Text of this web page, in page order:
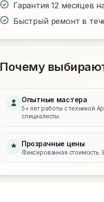
Гарантия 12 месяцев
Быстрый ремонт в
Почему
Опытные мастера
5+ лет работы с техникой
специалисты.
Прозрачные цены
Фиксированная стоимость.